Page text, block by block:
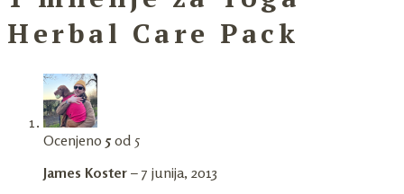
Herbal Care Pack
Ocenjeno 5 od 5
James Koster – 7 junija, 2013